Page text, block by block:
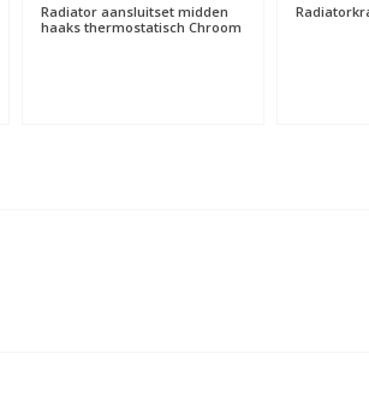
Radiator aansluitset midden
haaks thermostatisch Chroom